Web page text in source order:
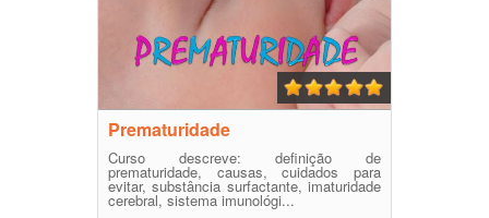
Prematuridade
Curso descreve: definição de
prematuridade, causas, cuidados para
evitar, substância surfactante, imaturidade
cerebral, sistema imunológi...